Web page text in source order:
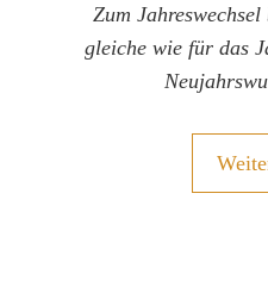
Zum Jahreswechsel
gleiche wie für das